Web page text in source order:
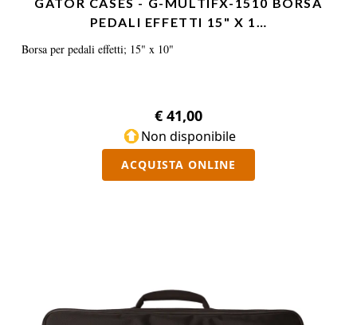
PEDALI EFFETTI 15" X 1…
Borsa per pedali effetti; 15" x 10"
€ 41,00
Non disponibile
ACQUISTA ONLINE